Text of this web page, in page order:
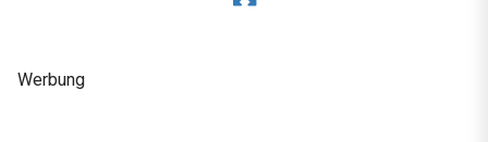
Werbung